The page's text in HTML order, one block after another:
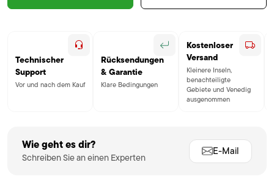
Technischer
Support
Vor und nach dem Kauf
Rücksendungen
& Garantie
Klare Bedingungen
Kostenloser
Versand
Kleinere Inseln,
benachteiligte
Gebiete und Venedig
ausgenommen
Wie geht es dir?
Schreiben Sie an einen Experten
E-Mail